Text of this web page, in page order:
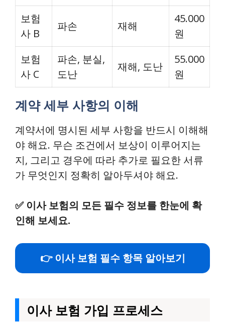
보험
사 B
파손 재해
45.000
원
보험
사 C
파손, 분실,
도난
재해, 도난
55.000
원
계약 세부 사항의 이해
계약서에 명시된 세부 사항을 반드시 이해해
야 해요. 무슨 조건에서 보상이 이루어지는
지, 그리고 경우에 따라 추가로 필요한 서류
가 무엇인지 정확히 알아두셔야 해요.
✅ 이사 보험의 모든 필수 정보를 한눈에 확
인해 보세요.
👉 이사 보험 필수 항목 알아보기
이사 보험 가입 프로세스